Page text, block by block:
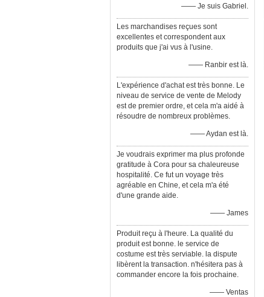
—— Je suis Gabriel.
Les marchandises reçues sont
excellentes et correspondent aux
produits que j'ai vus à l'usine.
—— Ranbir est là.
L'expérience d'achat est très bonne. Le
niveau de service de vente de Melody
est de premier ordre, et cela m'a aidé à
résoudre de nombreux problèmes.
—— Aydan est là.
Je voudrais exprimer ma plus profonde
gratitude à Cora pour sa chaleureuse
hospitalité. Ce fut un voyage très
agréable en Chine, et cela m'a été
d'une grande aide.
—— James
Produit reçu à l'heure. La qualité du
produit est bonne. le service de
costume est très serviable. la dispute
libèrent la transaction. n'hésitera pas à
commander encore la fois prochaine.
—— Ventas